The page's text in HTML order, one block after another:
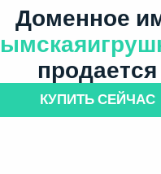
Доменное
продается
КУПИТЬ СЕЙЧАС